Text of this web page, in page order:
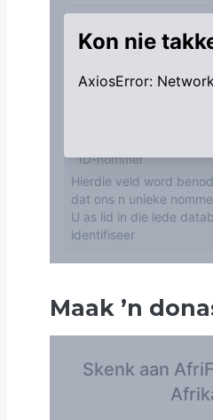
Maak ’n